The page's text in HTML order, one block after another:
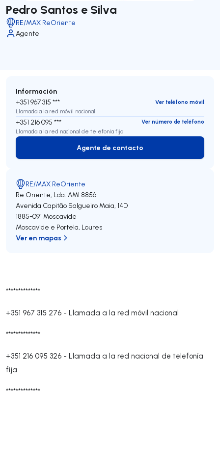
Pedro Santos e Silva
RE/MAX ReOriente
Agente
**************
+351 967 315 276 - Llamada a la red móvil nacional
**************
+351 216 095 326 - Llamada a la red nacional de telefonía
fija
**************
Información
+351 967 315 ***
Ver teléfono móvil
Llamada a la red móvil nacional
+351 216 095 ***
Ver número de teléfono
Llamada a la red nacional de telefonía fija
Agente de contacto
Agente de contacto
RE/MAX ReOriente
Re Oriente, Lda. AMI 8856
Avenida Capitão Salgueiro Maia, 14D
1885-091 Moscavide
Moscavide e Portela, Loures
Ver en mapas